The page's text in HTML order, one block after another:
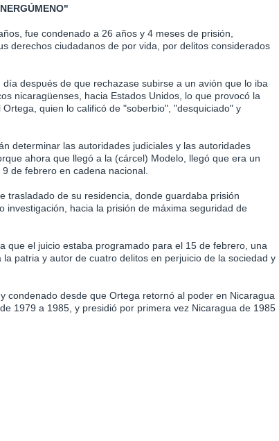
fue condenado a 26 años y 4 meses de prisión,
derechos ciudadanos de por vida, por delitos considerados
después de que rechazase subirse a un avión que lo iba
nicaragüenses, hacia Estados Unidos, lo que provocó la
quien lo calificó de "soberbio", "desquiciado" y
determinar las autoridades judiciales y las autoridades
ahora que llegó a la (cárcel) Modelo, llegó que era un
de febrero en cadena nacional.
trasladado de su residencia, donde guardaba prisión
investigación, hacia la prisión de máxima seguridad de
que el juicio estaba programado para el 15 de febrero, una
patria y autor de cuatro delitos en perjuicio de la sociedad y
condenado desde que Ortega retornó al poder en Nicaragua
1979 a 1985, y presidió por primera vez Nicaragua de 1985